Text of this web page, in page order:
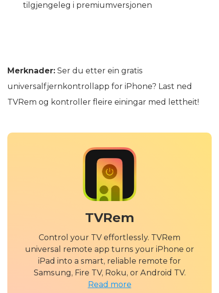
tilgjengeleg i premiumversjonen
Merknader: Ser du etter ein gratis
universalfjernkontrollapp for iPhone? Last ned
TVRem og kontroller fleire einingar med lettheit!
TVRem
Control your TV effortlessly. TVRem
universal remote app turns your iPhone or
iPad into a smart, reliable remote for
Samsung, Fire TV, Roku, or Android TV.
Read more